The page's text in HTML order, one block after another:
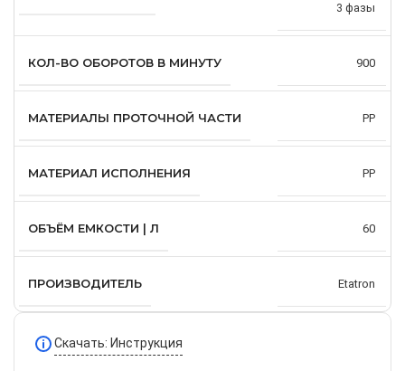
3 фазы
КОЛ-ВО ОБОРОТОВ В МИНУТУ 900
МАТЕРИАЛЫ ПРОТОЧНОЙ ЧАСТИ PP
МАТЕРИАЛ ИСПОЛНЕНИЯ PP
ОБЪЁМ ЕМКОСТИ | Л 60
ПРОИЗВОДИТЕЛЬ Etatron
Скачать: Инструкция